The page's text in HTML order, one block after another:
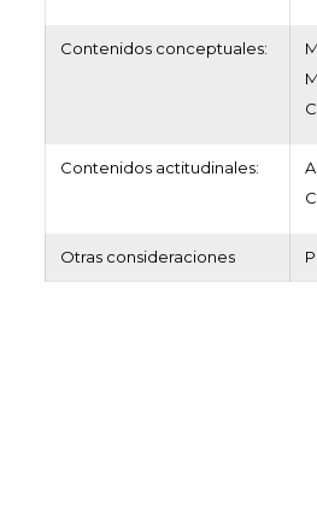
Contenidos conceptuales:
Contenidos actitudinales:
Otras consideraciones